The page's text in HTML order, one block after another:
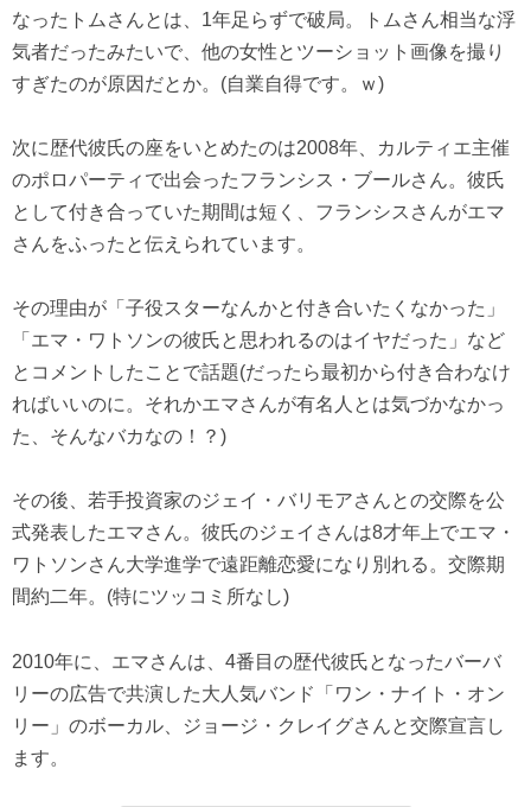
なったトムさんとは、1年足らずで破局。トムさん相当な浮
気者だったみたいで、他の女性とツーショット画像を撮り
すぎたのが原因だとか。(自業自得です。ｗ)
次に歴代彼氏の座をいとめたのは2008年、カルティエ主催
のポロパーティで出会ったフランシス・ブールさん。彼氏
として付き合っていた期間は短く、フランシスさんがエマ
さんをふったと伝えられています。
その理由が「子役スターなんかと付き合いたくなかった」
「エマ・ワトソンの彼氏と思われるのはイヤだった」など
とコメントしたことで話題(だったら最初から付き合わなけ
ればいいのに。それかエマさんが有名人とは気づかなかっ
た、そんなバカなの！？)
その後、若手投資家のジェイ・バリモアさんとの交際を公
式発表したエマさん。彼氏のジェイさんは8才年上でエマ・
ワトソンさん大学進学で遠距離恋愛になり別れる。交際期
間約二年。(特にツッコミ所なし)
2010年に、エマさんは、4番目の歴代彼氏となったバーバ
リーの広告で共演した大人気バンド「ワン・ナイト・オン
リー」のボーカル、ジョージ・クレイグさんと交際宣言し
ます。